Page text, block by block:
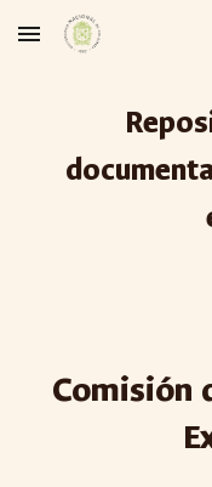
Skip to main content
Comisión